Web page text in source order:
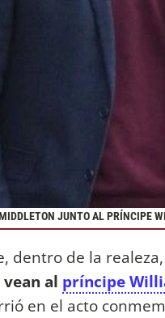
JUNTO AL PRÍNCIPE
dentro de la realeza,
al príncipe
en el acto